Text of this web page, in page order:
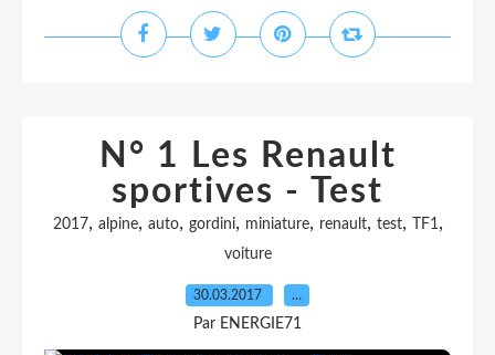
N° 1 Les Renault
sportives - Test
2017, alpine, auto, gordini, miniature, renault, test, TF1,
voiture
30.03.2017 …
Par ENERGIE71